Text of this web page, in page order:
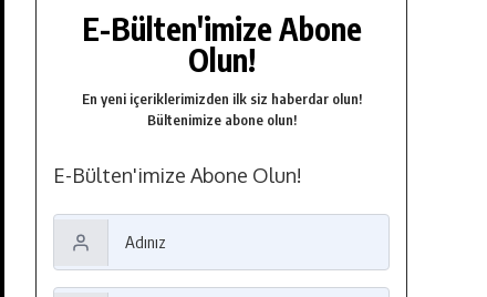
E-Bülten'imize Abone
Olun!
En yeni içeriklerimizden ilk siz haberdar olun!
Bültenimize abone olun!
E-Bülten'imize Abone Olun!